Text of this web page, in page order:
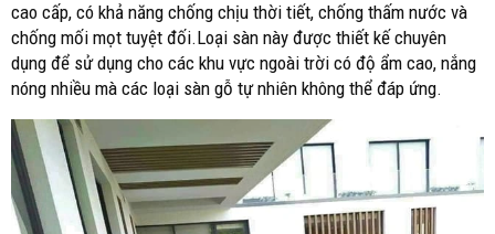
cao cấp, có khả năng chống chịu thời tiết, chống thấm nước và
chống mối mọt tuyệt đối.Loại sàn này được thiết kế chuyên
dụng để sử dụng cho các khu vực ngoài trời có độ ẩm cao, nắng
nóng nhiều mà các loại sàn gỗ tự nhiên không thể đáp ứng.